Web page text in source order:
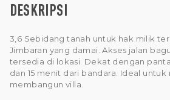
DESKRIPSI
3,6 Sebidang tanah untuk hak milik
Jimbaran yang damai. Akses jalan
tersedia di lokasi. Dekat dengan
dan 15 menit dari bandara. Ideal
membangun villa.